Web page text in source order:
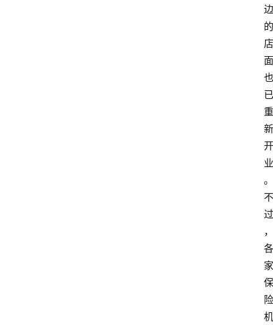
边
的
店
面
也
已
重
新
开
业
。
不
过
，
各
家
保
险
机